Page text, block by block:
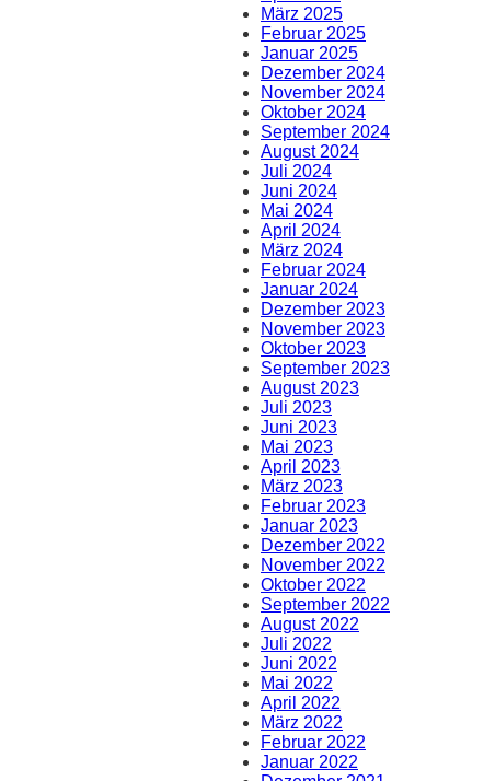
März 2025
Februar 2025
Januar 2025
Dezember 2024
November 2024
Oktober 2024
September 2024
August 2024
Juli 2024
Juni 2024
Mai 2024
April 2024
März 2024
Februar 2024
Januar 2024
Dezember 2023
November 2023
Oktober 2023
September 2023
August 2023
Juli 2023
Juni 2023
Mai 2023
April 2023
März 2023
Februar 2023
Januar 2023
Dezember 2022
November 2022
Oktober 2022
September 2022
August 2022
Juli 2022
Juni 2022
Mai 2022
April 2022
März 2022
Februar 2022
Januar 2022